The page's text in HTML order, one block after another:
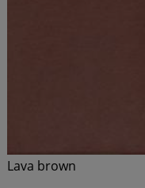
Lava brown